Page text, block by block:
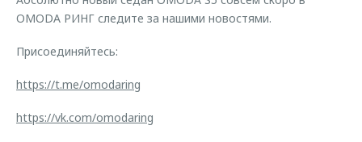
OMODA РИНГ следите за нашими новостями.
Присоединяйтесь:
https://t.me/omodaring
https://vk.com/omodaring